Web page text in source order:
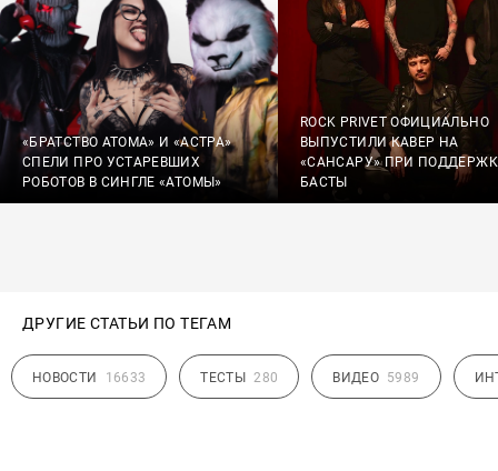
«БРАТСТВО АТОМА» И «АСТРА»
СПЕЛИ ПРО УСТАРЕВШИХ
РОБОТОВ В СИНГЛЕ «АТОМЫ»
ROCK PRIVET ОФИЦИАЛЬНО
ВЫПУСТИЛИ КАВЕР НА
«САНСАРУ» ПРИ
БАСТЫ
ДРУГИЕ СТАТЬИ ПО ТЕГАМ
НОВОСТИ 16633 ТЕСТЫ 280 ВИДЕО 5989